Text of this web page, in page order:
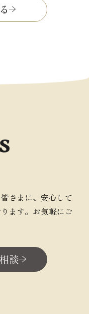
さまに、安心して
ます。お気軽にご
談